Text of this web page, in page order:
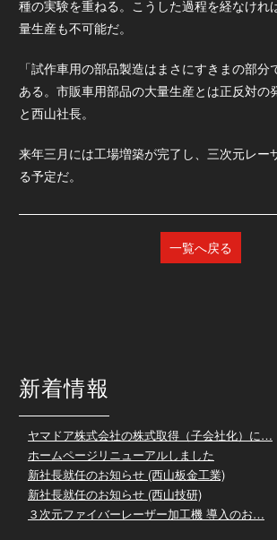
種の実験を重ねる。こうした過程を経なけれ
量生産も不可能だ。
「試作車用の部品製造はまさにすきまの部分
ある。市販車用部品の大量生産とは正反対の
と西山社長。
来年三月には工場増築が完了し、三次元レー
る予定だ。
一覧へ戻る
新着情報
ヤマドア株式会社の株式取得（子会社化）に…
ホームページリニューアルしました
新社長就任のお知らせ (西山板金工業)
新社長就任のお知らせ (西山技研)
３次元ファイバーレーザー加工機 導入のお…